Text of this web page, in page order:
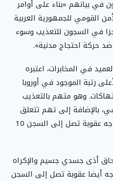
في بيانهم «بناء على أوامر
القومي للجمهورية العربية
شخصا محتجزا في السجون للتعذيب وسوء
حركة احتجاج مدنية».
في المخابرات، اعتبره
رتبة الموجود في أوروبا
وهو متهم بالتعذيب
بالإضافة إلى تهم تتعلق
بإلحاق أذى جسدي جسيم، ويواجه عقوبة تصل إلى السجن 10
أذى جسدي جسيم والإكراه
أيضا عقوبة تصل إلى السجن